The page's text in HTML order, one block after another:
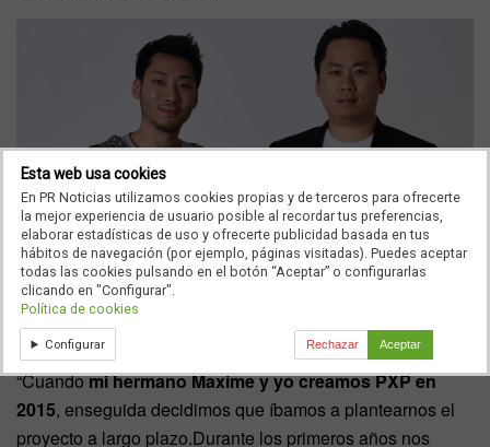
“Cuandomi hermano Maxime y yo creamos PXP en
2015, enseguida decidimos que íbamos a plantearnos el
proyecto a largo plazo.Durante los primeros años nos
Esta web usa cookies
En PR Noticias utilizamos cookies propias y de terceros para ofrecerte
la mejor experiencia de usuario posible al recordar tus preferencias,
elaborar estadísticas de uso y ofrecerte publicidad basada en tus
hábitos de navegación (por ejemplo, páginas visitadas). Puedes aceptar
todas las cookies pulsando en el botón “Aceptar” o configurarlas
clicando en "Configurar".
Política de cookies
Configurar Rechazar Aceptar